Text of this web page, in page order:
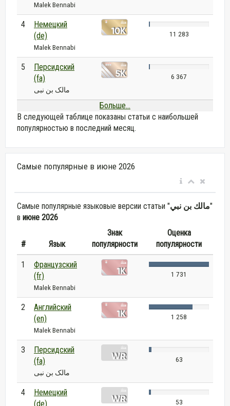
Malek Bennabi
4
Немецкий
(de)
Malek Bennabi
11 283
5
Персидский
(fa)
مالک بن نبی
6 367
Больше...
В следующей таблице показаны статьи с наибольшей
популярностью в последний месяц.
Самые популярные в июне 2026
Самые популярные языковые версии статьи "مالك بن نبي"
в июне 2026
# Язык
Знак
популярности
Оценка
популярности
1
Французский
(fr)
Malek Bennabi
1 731
2
Английский
(en)
Malek Bennabi
1 258
3
Персидский
(fa)
مالک بن نبی
63
4
Немецкий
(de)
53